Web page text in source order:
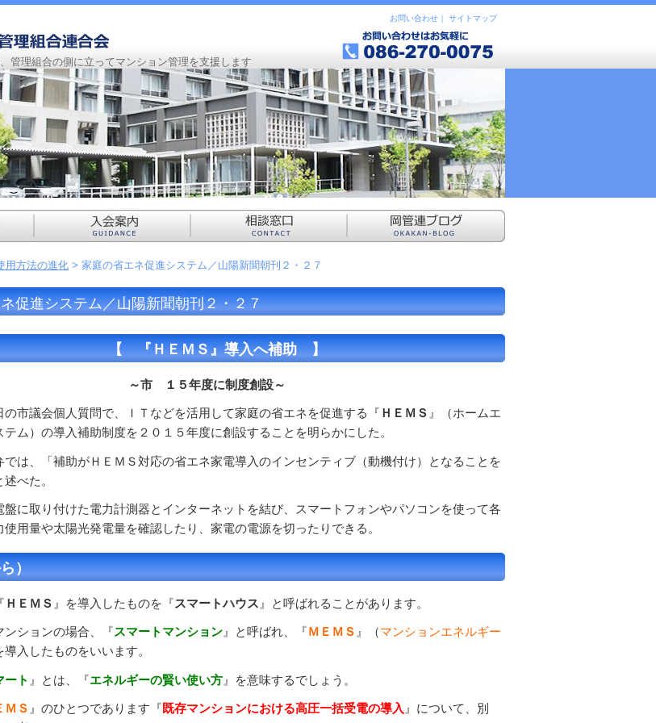
管理組合の側に立ってマンション管理を支援します
お問い合わせ ｜ サイトマップ
用方法の進化 > 家庭の省エネ促進システム／山陽新聞朝刊２・２７
促進システム／山陽新聞朝刊２・２７
【 『ＨＥＭＳ』導入へ補助 】
～市 １５年度に制度創設～
市議会個人質問で、ＩＴなどを活用して家庭の省エネを促進する『 ＨＥＭＳ 』（ホームエ
ム）の導入補助制度を２０１５年度に創設することを明らかにした。
は、「補助がＨＥＭＳ対応の省エネ家電導入のインセンティブ（動機付け）となることを
べた。
に取り付けた電力計測器とインターネットを結び、スマートフォンやパソコンを使って各
用量や太陽光発電量を確認したり、家電の電源を切ったりできる。
）
ＨＥＭＳ 』を導入したものを『スマートハウス 』と呼ばれることがあります。
ションの場合、『スマートマンション 』と呼ばれ、『ＭＥＭＳ 』（マンションエネルギー
導入したものをいいます。
ート 』とは、『エネルギーの賢い使い方 』を意味するでしょう。
ＭＳ 』のひとつであります『既存マンションにおける高圧一括受電の導入 』について、別